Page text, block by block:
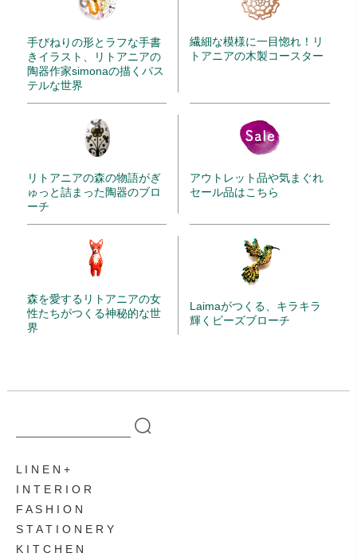
手びねりの形とラフな手書
きイラスト、リトアニアの
陶器作家simonaの描くパス
テルな世界
繊細な模様に一目惚れ！リ
トアニアの木製コースター
リトアニアの森の物語がぎ
ゅっと詰まった陶器のブロ
ーチ
アウトレット品や気まぐれ
セール品はこちら
森を愛するリトアニアの女
性たちがつくる神秘的な世
界
Laimaがつくる、キラキラ
輝くビーズブローチ
L I N E N
I N T E R I O R
F A S H I O N
S T A T I O N E R Y
K I T C H E N